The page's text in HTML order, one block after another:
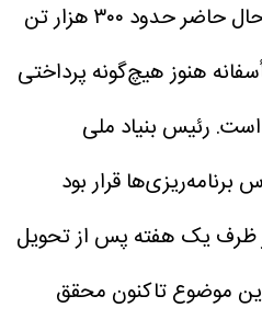
انجام‌شده تاکنون گفت: در حال حاضر حدود ۳۰۰ هزار تن
هنوز هیچ‌گونه پرداختی
است. رئیس بنیاد ملی
برنامه‌ریزی‌ها قرار بود
ظرف یک هفته پس از تحویل
موضوع تاکنون محقق